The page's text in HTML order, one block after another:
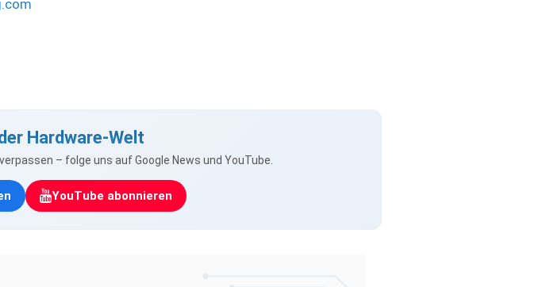
Hardware-Welt
– folge uns auf Google News und YouTube.
YouTube abonnieren